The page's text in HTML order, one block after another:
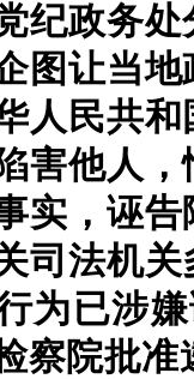
纪政务
图让当
人民共
害他人
实，诬
司法机
为已涉
察院批准